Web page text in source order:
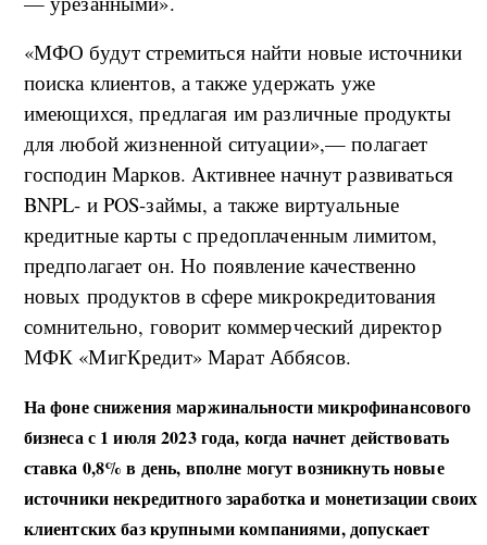
«МФО будут стремиться найти новые источники
поиска клиентов, а также удержать уже
имеющихся, предлагая им различные продукты
для любой жизненной ситуации»,— полагает
господин Марков. Активнее начнут развиваться
BNPL- и POS-займы, а также виртуальные
кредитные карты с предоплаченным лимитом,
предполагает он. Но появление качественно
новых продуктов в сфере микрокредитования
сомнительно, говорит коммерческий директор
МФК «МигКредит» Марат Аббясов.
На фоне снижения маржинальности микрофинансового
бизнеса с 1 июля 2023 года, когда начнет действовать
ставка 0,8% в день, вполне могут возникнуть новые
источники некредитного заработка и монетизации своих
клиентских баз крупными компаниями, допускает